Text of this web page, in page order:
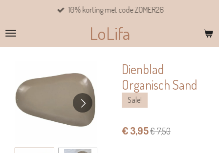
naar
de
LoLifa
10% korting met code ZOMER26
Dienblad
Organisch Sand
Sale!
€ 3,95€ 7,50